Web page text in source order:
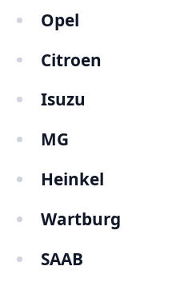
Opel
Citroen
Isuzu
MG
Heinkel
Wartburg
SAAB